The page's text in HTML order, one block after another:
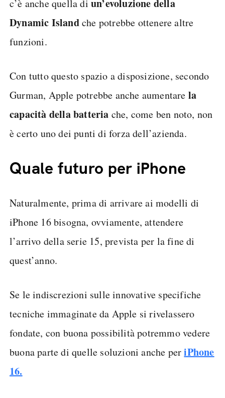
c’è anche quella di un’evoluzione della
Dynamic Islandche potrebbe ottenere altre
funzioni.
Con tutto questo spazio a disposizione, secondo
Gurman, Apple potrebbe anche aumentare la
capacità della batteria che, come ben noto, non
è certo uno dei punti di forza dell’azienda.
Quale futuro per iPhone
Naturalmente, prima di arrivare ai modelli di
iPhone 16 bisogna, ovviamente, attendere
l’arrivo della serie 15, prevista per la fine di
quest’anno.
Se le indiscrezioni sulle innovative specifiche
tecniche immaginate da Apple si rivelassero
fondate, con buona possibilità potremmo vedere
buona parte di quelle soluzioni anche periPhone
16.